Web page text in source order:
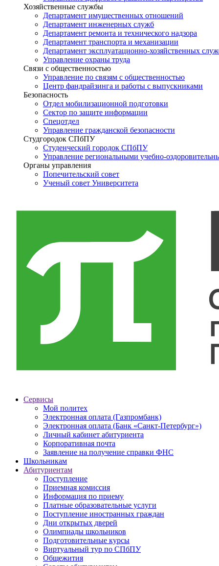
Хозяйственные службы
Департамент имущественных отношений
Департамент инженерных служб
Департамент ремонта и технического надзора
Департамент транспорта и механизации
Департамент эксплуатационно-хозяйственных
Управление охраны труда
Связи с общественностью
Управление по связям с общественностью
Центр фандрайзинга и работы с выпускниками
Безопасность
Отдел мобилизационной подготовки
Сектор по защите информации
Спецотдел
Управление гражданской безопасности
Студгородок СПбПУ
Студенческий городок СПбПУ
Управление региональными учебно-
Органы управления
Попечительский совет
Ученый совет Университета
Сервисы
Мой политех
Электронная оплата (Газпромбанк)
Электронная оплата (Банк «Санкт-Петербург»)
Личный кабинет абитуриента
Корпоративная почта
Заявление на получение справки ФНС
Школьникам
Абитуриентам
Поступление
Приемная комиссия
Информация по приему
Платные образовательные услуги
Поступление иностранных граждан
Дни открытых дверей
Олимпиады школьников
Подготовительные курсы
Виртуальный тур по СПбПУ
Общежития